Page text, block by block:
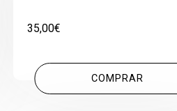
35,00€
COMPRAR